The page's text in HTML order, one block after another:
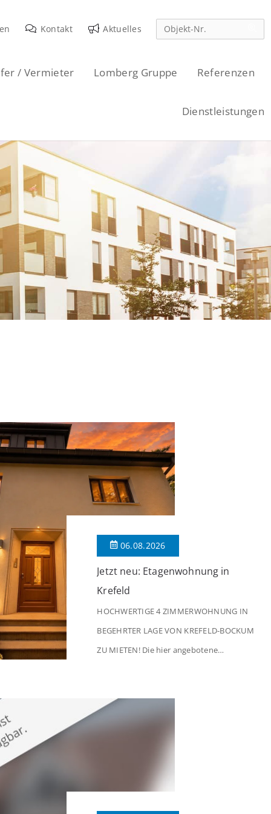
Kontakt Aktuelles
/ Vermieter Lomberg Gruppe Referenzen
Dienstleistungen
06.08.2026
Jetzt neu: Etagenwohnung in
Krefeld
HOCHWERTIGE 4 ZIMMERWOHNUNG IN
BEGEHRTER LAGE VON KREFELD-BOCKUM
ZU MIETEN! Die hier angebotene
in begehrter Wohnlage von Krefeld-Bockum.